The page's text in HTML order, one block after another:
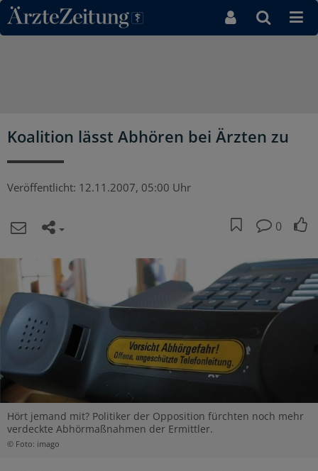
Direkt zum Inhaltsbereich
Koalition lässt Abhören bei Ärzten zu
Veröffentlicht: 12.11.2007, 05:00 Uhr
0
Hört jemand mit? Politiker der Opposition fürchten noch mehr
verdeckte Abhörmaßnahmen der Ermittler.
© Foto: imago